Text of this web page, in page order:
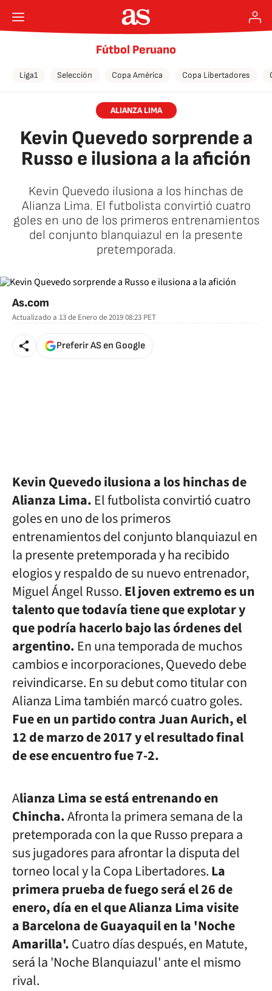
Fútbol Peruano
Liga1 Selección Copa América Copa Libertadores
ALIANZA LIMA
Kevin Quevedo sorprende a
Russo e ilusiona a la afición
Kevin Quevedo ilusiona a los hinchas de
Alianza Lima. El futbolista convirtió cuatro
goles en uno de los primeros entrenamientos
del conjunto blanquiazul en la presente
pretemporada.
As.com
Actualizado a 13 de Enero de 2019 08:23 PET
Preferir AS en Google
Kevin Quevedo ilusiona a los hinchas de
Alianza Lima. El futbolista convirtió cuatro
goles en uno de los primeros
entrenamientos del conjuntoblanquiazul en
la presente pretemporada y ha recibido
elogios y respaldo de su nuevo entrenador,
Miguel Ángel Russo.El joven extremo es un
talento que todavía tiene que explotar y
que podría hacerlo bajo las órdenes del
argentino. En una temporada de muchos
cambios e incorporaciones, Quevedo debe
reivindicarse. En su debut como titular con
Alianza Lima también marcó cuatro goles.
Fue en un partido contra Juan Aurich, el
12 de marzo de 2017 y el resultado final
de ese encuentro fue 7-2.
Alianza Lima se está entrenando en
Chincha.Afronta la primera semana de la
pretemporada con la que Russo prepara a
sus jugadores para afrontar la disputa del
torneo local y la Copa Libertadores.La
primera prueba de fuego será el 26 de
enero, día en el que Alianza Lima visite
a Barcelona de Guayaquilen la 'Noche
Amarilla'.Cuatro días después, en Matute,
será la 'Noche Blanquiazul' ante el mismo
rival.